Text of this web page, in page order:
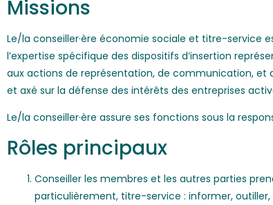
Missions
Le/la conseiller·ère économie sociale et titre-service
l’expertise spécifique des dispositifs d’insertion
aux actions de représentation, de communication, et
et axé sur la défense des intérêts des entreprises
Le/la conseiller·ère assure ses fonctions sous la
Rôles principaux
Conseiller les membres et les autres parties
particulièrement, titre-service : informer,